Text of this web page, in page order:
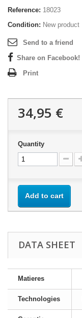
Reference: 18023
Condition: New product
Send to a friend
Share on Facebook!
Print
34,95 €
Quantity
Add to cart
DATA SHEET
Matieres
Technologies